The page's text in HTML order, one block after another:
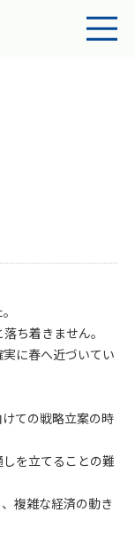
ち着きません。
に春へ近づいてい
ての戦略立案の時
を立てることの難
複雑な経済の動き